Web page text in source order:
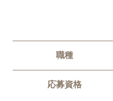
職種
応募資格